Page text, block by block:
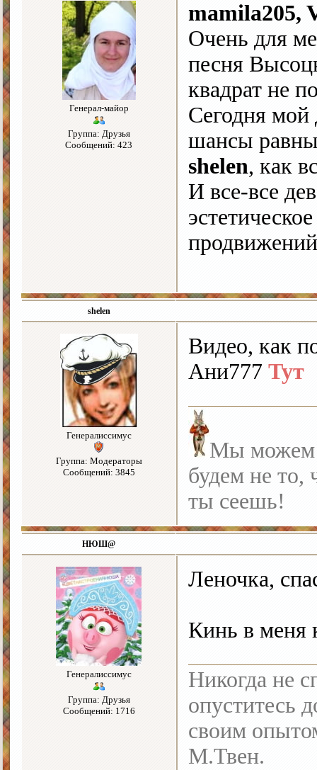
Генерал-майор
Группа: Друзья
Сообщений: 423
mamila205,
Очень для
песня
квадрат не
Сегодня мой
шансы
shelen, как
И все-все
shelen
Генералиссимус
Группа: Модераторы
Сообщений: 3845
Видео, как
Ани777 Тут
Мы можем
будем не то,
ты сеешь!
НЮШ@
Генералиссимус
Группа: Друзья
Сообщений: 1716
Леночка,
Кинь в меня
Никогда не
опуститесь
своим
М.Твен.